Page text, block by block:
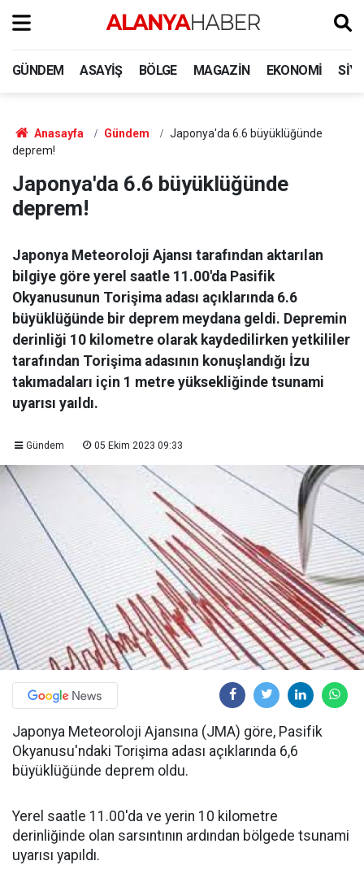
GÜNDEM ASAYIŞ BÖLGE MAGAZIN EKONOMI
Anasayfa Gündem
Japonya'da 6.6 büyüklüğünde
deprem!
Japonya'da 6.6 büyüklüğünde
deprem!
Japonya Meteoroloji Ajansı tarafından aktarılan
bilgiye göre yerel saatle 11.00'da Pasifik
Okyanusunun Torişima adası açıklarında 6.6
büyüklüğünde bir deprem meydana geldi. Depremin
derinliği 10 kilometre olarak kaydedilirken yetkililer
tarafından Torişima adasının konuşlandığı İzu
takımadaları için 1 metre yüksekliğinde tsunami
uyarısı yaıldı.
Gündem 05 Ekim 2023 09:33
Japonya Meteoroloji Ajansına (JMA) göre, Pasifik
Okyanusu'ndaki Torişima adası açıklarında 6,6
büyüklüğünde deprem oldu.
Yerel saatle 11.00'da ve yerin 10 kilometre
derinliğinde olan sarsıntının ardından bölgede tsunami
uyarısı yapıldı.